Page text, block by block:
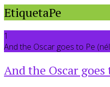
EtiquetaPe
1
And the Oscar goes to Pe
And the Oscar